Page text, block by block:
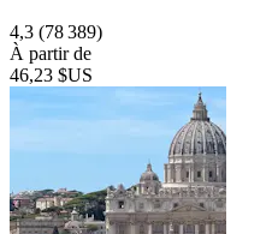
4,3 (78 389)
À partir de
46,23 $US